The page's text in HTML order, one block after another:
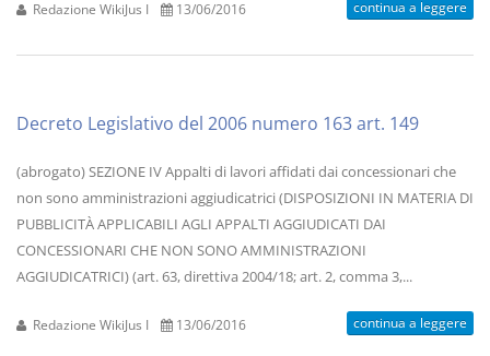
Redazione WikiJus I 13/06/2016 continua a leggere
Decreto Legislativo del 2006 numero 163 art. 149
(abrogato) SEZIONE IV Appalti di lavori affidati dai concessionari che
non sono amministrazioni aggiudicatrici (DISPOSIZIONI IN MATERIA DI
PUBBLICITÀ APPLICABILI AGLI APPALTI AGGIUDICATI DAI
CONCESSIONARI CHE NON SONO AMMINISTRAZIONI
AGGIUDICATRICI) (art. 63, direttiva 2004/18; art. 2, comma 3,...
Redazione WikiJus I 13/06/2016 continua a leggere